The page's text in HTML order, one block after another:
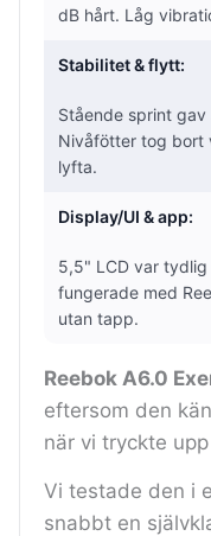
dB hårt. Låg
Stabilitet & flytt:
Stående sprint
Nivåfötter tog bort
lyfta.
Display/UI & app:
5,5" LCD var
fungerade med
utan tapp.
Reebok A6.0
eftersom den
när vi tryckte
Vi testade den i
snabbt en